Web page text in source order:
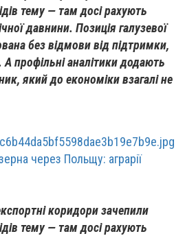
тему — там досі рахують
давнини. Позиція галузевої
без відмови від підтримки,
профільні аналітики додають
який до економіки взагалі не
через Польщу: аграрії
коридори зачепили
тему — там досі рахують